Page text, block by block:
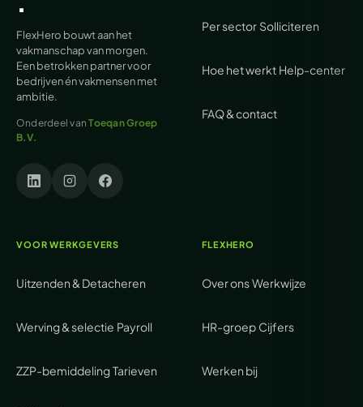
FlexHero bouwt aan het
vakmanschap van morgen.
Een betrokken partner voor
bedrijven én vakmensen met
ambitie.
Onderdeel vanToeqan Groep
B.V.
Per sector Solliciteren
Hoe het werkt Help-center
FAQ & contact
VOOR WERKGEVERS
Uitzenden & Detacheren
Werving & selectie Payroll
ZZP-bemiddelingTarieven
FLEXHERO
Over onsWerkwijze
HR-groep Cijfers
Werken bij